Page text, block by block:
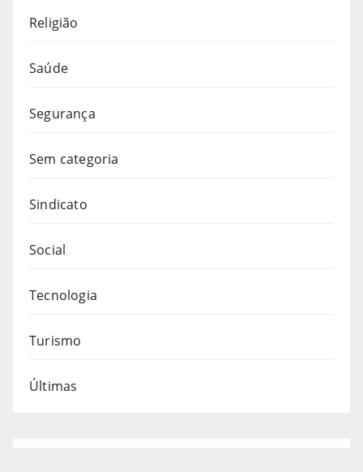
Religião
Saúde
Segurança
Sem categoria
Sindicato
Social
Tecnologia
Turismo
Últimas